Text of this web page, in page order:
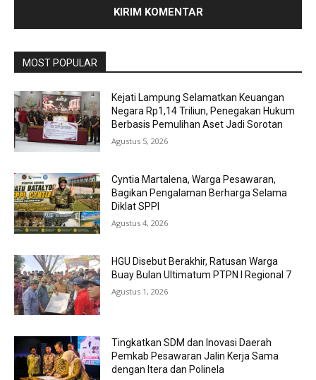
MOST POPULAR
Kejati Lampung Selamatkan Keuangan
Negara Rp1,14 Triliun, Penegakan Hukum
Berbasis Pemulihan Aset Jadi Sorotan
Agustus 5, 2026
Cyntia Martalena, Warga Pesawaran,
Bagikan Pengalaman Berharga Selama
Diklat SPPI
Agustus 4, 2026
HGU Disebut Berakhir, Ratusan Warga
Buay Bulan Ultimatum PTPN I Regional 7
Agustus 1, 2026
Tingkatkan SDM dan Inovasi Daerah
Pemkab Pesawaran Jalin Kerja Sama
dengan Itera dan Polinela